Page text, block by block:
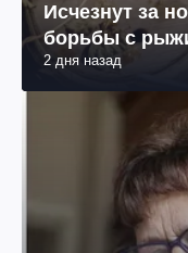
Исчезнут за
борьбы с
2 дня назад